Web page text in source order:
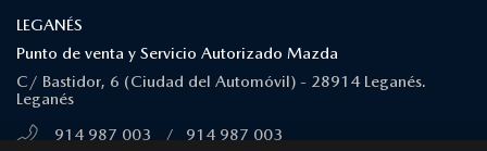
LEGANÉS
Punto de venta y Servicio Autorizado Mazda
C/ Bastidor, 6 (Ciudad del Automóvil) - 28914 Leganés.
Leganés
914 987 003
/
914 987 003